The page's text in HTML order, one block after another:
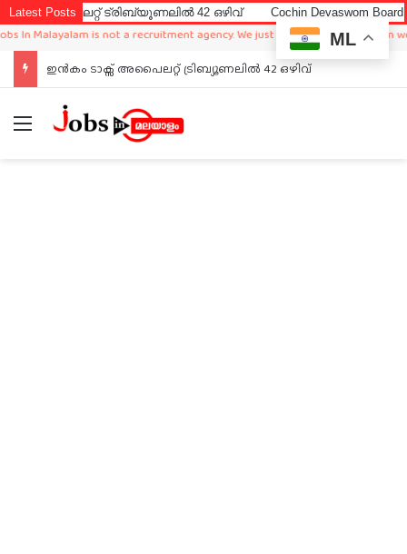
Latest Posts
ട്രിബ്യൂണലിൽ 42 ഒഴിവ് Cochin Devaswom Board LD Clerk
is not a recruitment agency. We just sharing available job in
ഇൻകം ടാക്സ് അപൈലറ്റ് ട്രിബ്യൂണലിൽ 42 ഒഴിവ്
Menu
ML